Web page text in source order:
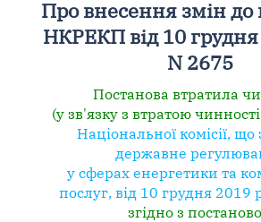
Про внесення змін до
НКРЕКП від 10
N 2675
Постанова втратила
(у зв'язку з втратою чинності
Національної комісії, що
державне
у сферах енергетики та
послуг, від 10 грудня 2019
згідно з